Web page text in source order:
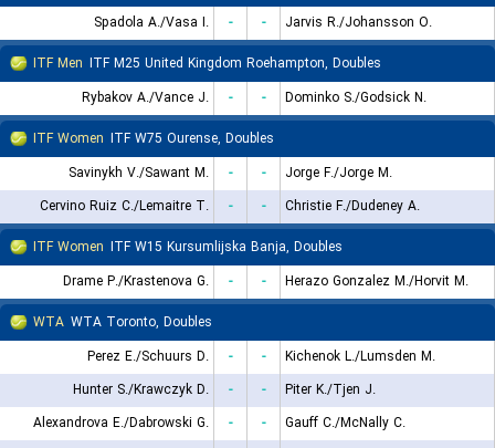
Spadola A./Vasa I.
- -
Jarvis R./Johansson O.
ITF Men ITF M25 United Kingdom Roehampton, Doubles
Rybakov A./Vance J.
- -
Dominko S./Godsick N.
ITF Women ITF W75 Ourense, Doubles
Savinykh V./Sawant M.
- -
Jorge F./Jorge M.
Cervino Ruiz C./Lemaitre T.
- -
Christie F./Dudeney A.
ITF Women ITF W15 Kursumlijska Banja, Doubles
Drame P./Krastenova G.
- -
Herazo Gonzalez M./Horvit M.
WTA WTA Toronto, Doubles
Perez E./Schuurs D.
- -
Kichenok L./Lumsden M.
Hunter S./Krawczyk D.
- -
Piter K./Tjen J.
Alexandrova E./Dabrowski G.
- -
Gauff C./McNally C.